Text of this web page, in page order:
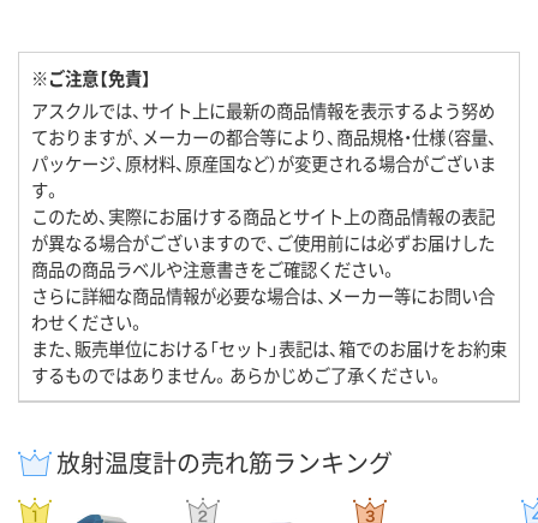
※ご注意【免責】
アスクルでは、サイト上に最新の商品情報を表示するよう努め
ておりますが、メーカーの都合等により、商品規格・仕様（容量、
パッケージ、原材料、原産国など）が変更される場合がございま
す。
このため、実際にお届けする商品とサイト上の商品情報の表記
が異なる場合がございますので、ご使用前には必ずお届けした
商品の商品ラベルや注意書きをご確認ください。
さらに詳細な商品情報が必要な場合は、メーカー等にお問い合
わせください。
また、販売単位における「セット」表記は、箱でのお届けをお約束
するものではありません。あらかじめご了承ください。
放射温度計の売れ筋ランキング